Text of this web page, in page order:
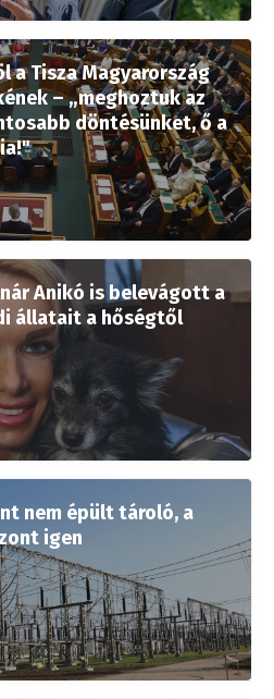
a Tisza Magyarország
– „meghoztuk az
döntésünket, ő a
Anikó is belevágott a
állatait a hőségtől
nem épült tároló, a
igen